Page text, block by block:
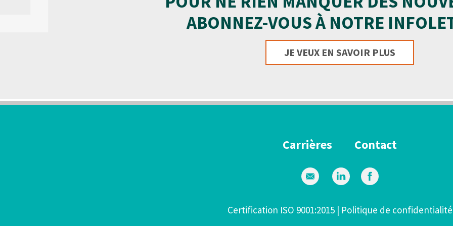
ABONNEZ-VOUS À NOTRE
JE VEUX EN SAVOIR PLUS
Carrières Contact
Certification ISO 9001:2015| Politique de confidentialité